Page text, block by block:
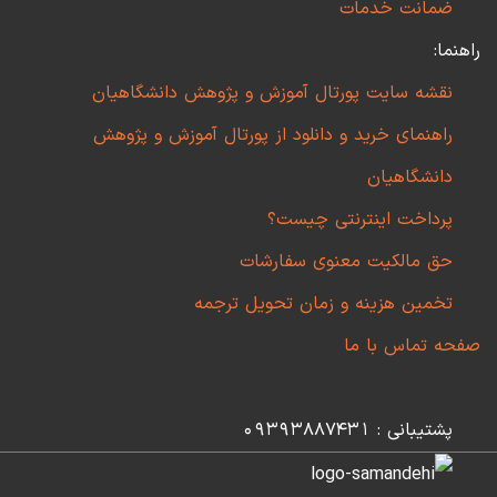
ضمانت خدمات
راهنما:
نقشه سایت پورتال آموزش و پژوهش دانشگاهیان
راهنمای خرید و دانلود از پورتال آموزش و پژوهش
دانشگاهیان
پرداخت اینترنتی چیست؟
حق مالکیت معنوی سفارشات
تخمین هزینه و زمان تحویل ترجمه
صفحه تماس با ما
پشتیبانی : 09393887431